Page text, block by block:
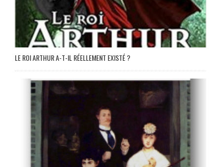
LE ROI ARTHUR A-T-IL RÉELLEMENT EXISTÉ ?